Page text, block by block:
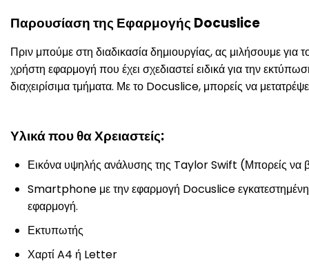
Παρουσίαση της Εφαρμογής Docuslice
Πριν μπούμε στη διαδικασία δημιουργίας, ας μιλήσουμε
χρήστη εφαρμογή που έχει σχεδιαστεί ειδικά για την
διαχειρίσιμα τμήματα. Με το Docuslice, μπορείς να
Υλικά που θα Χρειαστείς:
Εικόνα υψηλής ανάλυσης της Taylor Swift (Μπορείς να
Smartphone με την εφαρμογή Docuslice
εφαρμογή.
Εκτυπωτής
Χαρτί A4 ή Letter